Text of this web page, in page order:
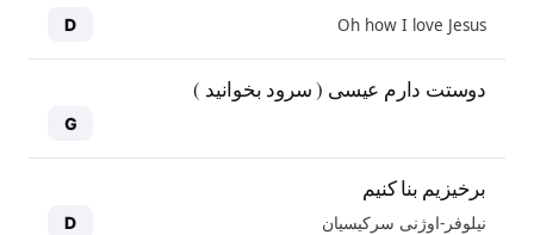
Oh how I love Jesus
D
دوستت دارم عیسی ( سرود بخوانید )
G
برخیزیم بنا کنیم
نیلوفر-اوژنی سرکیسیان D